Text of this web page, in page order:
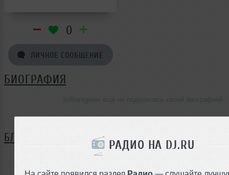
РАДИО НА DJ.RU
На сайте появился раздел Радио — слушайте
0
ЛИЧНОЕ СООБЩЕНИЕ
БИОГРАФИЯ
БЛОГ